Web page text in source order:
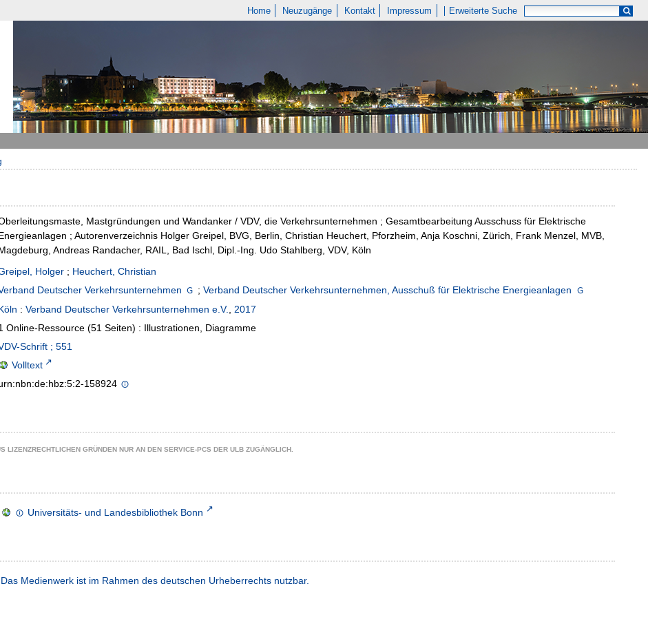
Home Neuzugänge Kontakt Impressum Erweiterte Suche
Mastgründungen und Wandanker / VDV, die Verkehrsunternehmen ; Gesamtbearbeitung Ausschuss für Elektrische
; Autorenverzeichnis Holger Greipel, BVG, Berlin, Christian Heuchert, Pforzheim, Anja Koschni, Zürich, Frank Menzel, MVB,
Andreas Randacher, RAIL, Bad Ischl, Dipl.-Ing. Udo Stahlberg, VDV, Köln
Holger ; Heuchert, Christian
Deutscher Verkehrsunternehmen ;Verband Deutscher Verkehrsunternehmen, Ausschuß für Elektrische Energieanlagen
: Verband Deutscher Verkehrsunternehmen e.V., 2017
Online-Ressource (51 Seiten) : Illustrationen, Diagramme
Schrift ; 551
Volltext
158924
LIZENZRECHTLICHEN GRÜNDEN NUR AN DEN SERVICE-PCS DER ULB ZUGÄNGLICH.
Universitäts- und Landesbibliothek Bonn
Das Medienwerk ist im Rahmen des deutschen Urheberrechts nutzbar.